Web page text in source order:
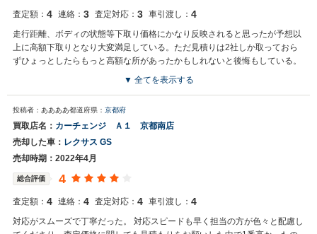
査定額： 4 連絡： 3 査定対応： 3 車引渡し： 4
走行距離、ボディの状態等下取り価格にかなり反映されると思ったが予想以
上に高額下取りとなり大変満足している。ただ見積りは2社しか取っておら
ずひょっとしたらもっと高額な所があったかもしれないと後悔もしている。
▼ 全てを表示する
投稿者：ああああ都道府県： 京都府
買取店名： カーチェンジ Ａ１ 京都南店
売却した車： レクサス GS
売却時期：2022年4月
総合評価 4
査定額： 4 連絡： 4 査定対応： 4 車引渡し： 4
対応がスムーズで丁寧だった。 対応スピードも早く担当の方が色々と配慮し